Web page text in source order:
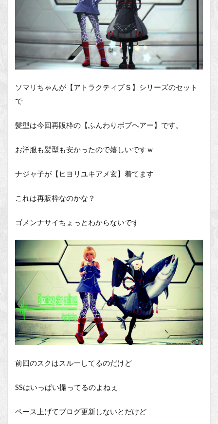
ソマリちゃんが【アトラクティブＳ】シリーズのセット
で
髪型は今回再販枠の【ふんわりボブヘアー】です。
お洋服も髪型も安かったので嬉しいですｗ
ナジャ子が【ヒヨリユキアメ玄】着てます
これは再販枠なのかな？
ゴメンナサイちょっとわからないです
前回のスクはスルーしてるのだけど
SSはいっぱい撮ってるのよねぇ
ペース上げてブログ更新しないとだけど